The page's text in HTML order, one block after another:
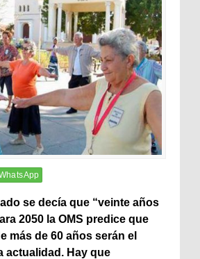
se decía que “veinte años
2050 la OMS predice que
más de 60 años serán el
actualidad. Hay que